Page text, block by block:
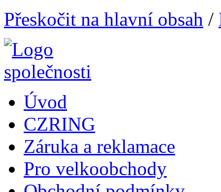
Přeskočit na hlavní obsah /
Úvod
CZRING
Záruka a reklamace
Pro velkoobchody